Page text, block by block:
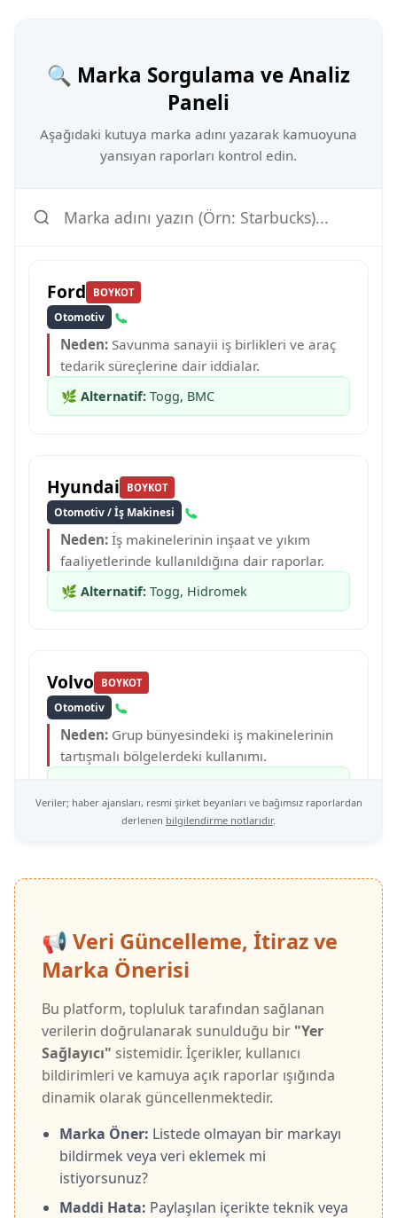
🔍 Marka Sorgulama ve Analiz
Paneli
Aşağıdaki kutuya marka adını yazarak kamuoyuna
yansıyan raporları kontrol edin.
Ford BOYKOT
Otomotiv
Neden: Savunma sanayii iş birlikleri ve araç
tedarik süreçlerine dair iddialar.
🌿 Alternatif: Togg, BMC
Hyundai BOYKOT
Otomotiv / İş Makinesi
Neden: İş makinelerinin inşaat ve yıkım
faaliyetlerinde kullanıldığına dair raporlar.
🌿 Alternatif: Togg, Hidromek
Volvo BOYKOT
Otomotiv
Neden: Grup bünyesindeki iş makinelerinin
tartışmalı bölgelerdeki kullanımı.
Mercedes-Benz BOYKOT
Neden: İsrail'deki Ar-Ge merkezleri ve
teknoloji yatırımları.
🌿 Alternatif:Togg, BMC
BMW BOYKOT
Otomotiv
Neden:
İsrail merkezli otonom sürüş
teknolojilerine yapılan yatırımlar.
🌿Alternatif:Togg
Veriler; haber ajansları, resmi şirket beyanları ve bağımsız raporlardan
derlenen bilgilendirme notlarıdır.
📢 Veri Güncelleme, İtiraz ve
Marka Önerisi
Bu platform, topluluk tarafından sağlanan
verilerin doğrulanarak sunulduğu bir "Yer
Sağlayıcı" sistemidir. İçerikler, kullanıcı
bildirimleri ve kamuya açık raporlar ışığında
dinamik olarak güncellenmektedir.
Marka Öner: Listede olmayan bir markayı
bildirmek veya veri eklemek mi
istiyorsunuz?
Maddi Hata: Paylaşılan içerikte teknik veya